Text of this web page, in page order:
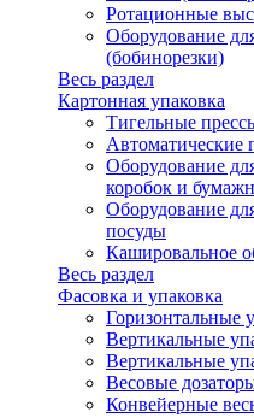
Ротационные
Оборудование
(бобинорезки)
Весь раздел
Картонная упаковка
Тигельные
Автоматические
Оборудование
коробок и
Оборудование
посуды
Кашировальное
Весь раздел
Фасовка и упаковка
Горизонтальные
Вертикальные
Вертикальные
Весовые
Конвейерные